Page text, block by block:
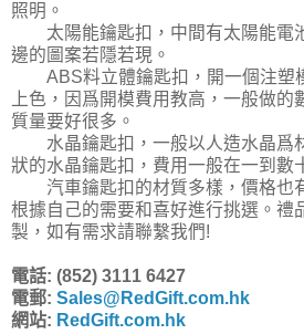
照明。
太陽能鑰匙扣，中間有太陽能電
邊的圖案若隱若現。
ABS料立體鑰匙扣，開一個注塑
上色，因爲開模費用教高，一般做
質量要好很多。
水晶鑰匙扣，一般以人造水晶爲
狀的水晶鑰匙扣，費用一般在一到數
汽車鑰匙扣的材質多樣，價格也
根據自己的需要和喜好進行挑選。禮
製，如有需求請聯繫我們!
電話: (852) 3111 6427
電郵: Sales@RedGift.com.hk
網站: RedGift.com.hk